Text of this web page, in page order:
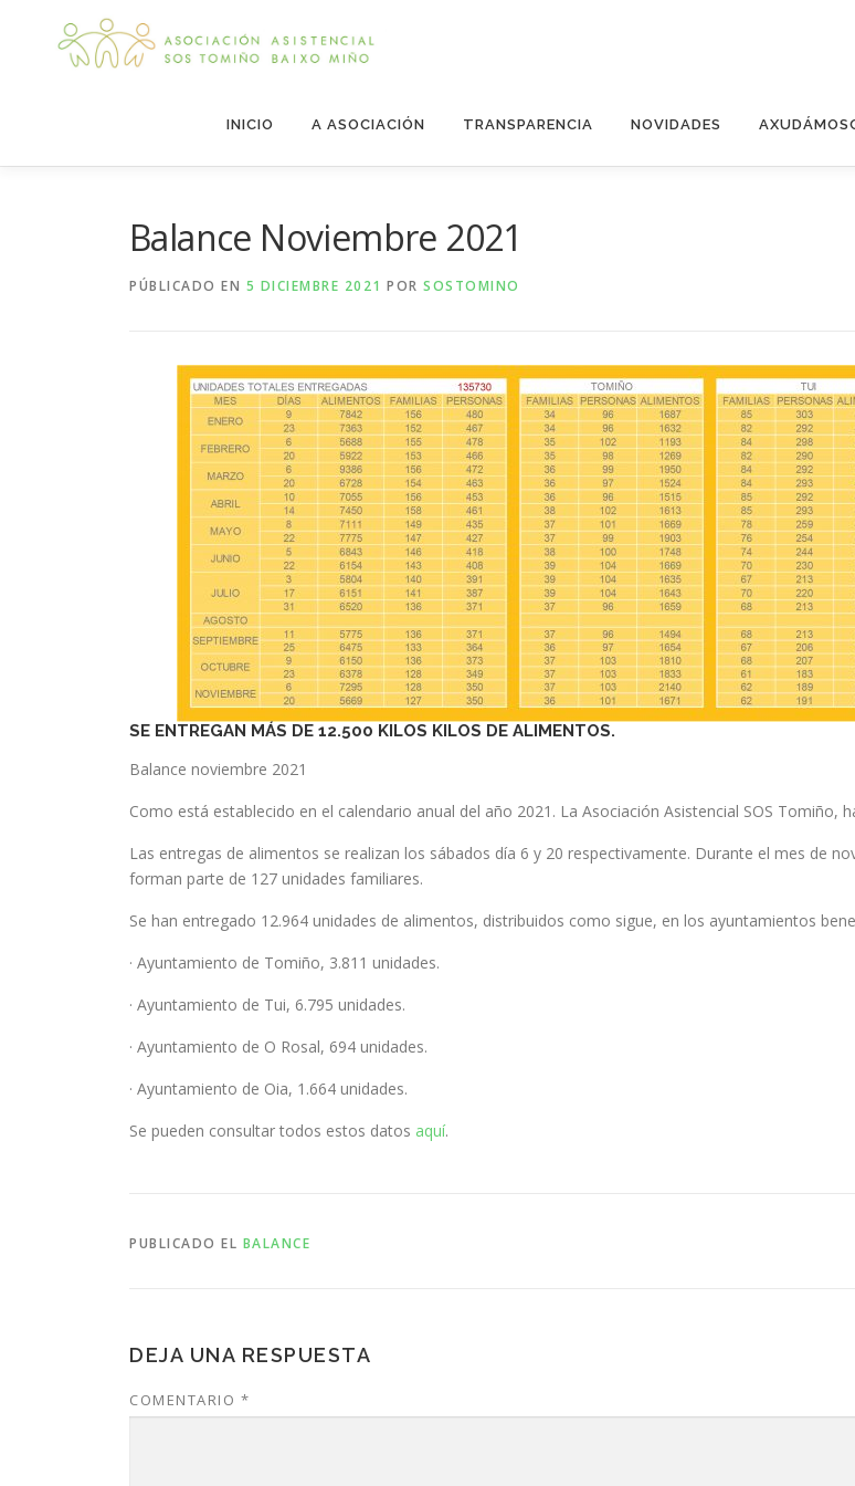
contenido
INICIO A ASOCIACIÓN TRANSPARENCIA NOVIDADES
Balance Noviembre 2021
PÚBLICADO EN 5 DICIEMBRE 2021 POR SOSTOMINO
SE ENTREGAN MÁS DE 12.500 KILOS KILOS DE ALIMENTOS.
Balance noviembre 2021
Como está establecido en el calendario anual del año 2021. La Asociación Asistencial SOS
Las entregas de alimentos se realizan los sábados día 6 y 20 respectivamente. Durante el mes de
forman parte de 127 unidades familiares.
Se han entregado 12.964 unidades de alimentos, distribuidos como sigue, en los ayuntamientos
· Ayuntamiento de Tomiño, 3.811 unidades.
· Ayuntamiento de Tui, 6.795 unidades.
· Ayuntamiento de O Rosal, 694 unidades.
· Ayuntamiento de Oia, 1.664 unidades.
Se pueden consultar todos estos datos aquí.
PUBLICADO EL BALANCE
DEJA UNA RESPUESTA
COMENTARIO *